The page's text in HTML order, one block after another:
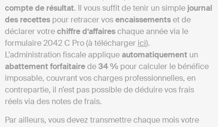
compte de résultat. Il vous suffit de tenir un simple journal
des recettes pour retracer vosencaissementset de
déclarer votrechiffre d’affaireschaque année via le
formulaire 2042 C Pro (à télécharger ici).
L’administration fiscale appliqueautomatiquement un
abattementforfaitairede34 % pour calculer le bénéfice
imposable, couvrant vos charges professionnelles, en
contrepartie, il n’est pas possible de déduire vos frais
réels via des notes de frais.
Par ailleurs, vous devez transmettre chaque mois votre